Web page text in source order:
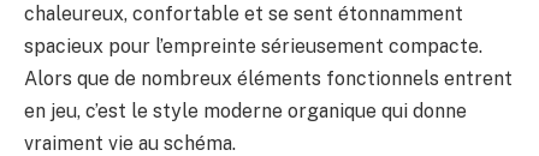
chaleureux, confortable et se sent étonnamment
spacieux pour l’empreinte sérieusement compacte.
Alors que de nombreux éléments fonctionnels entrent
en jeu, c’est le style moderne organique qui donne
vraiment vie au schéma.